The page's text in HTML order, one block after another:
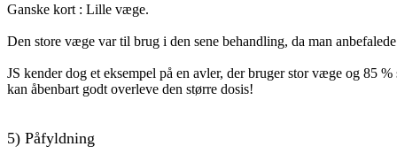
Ganske kort : Lille væge.
Den store væge var til brug i den sene behandling, da man
JS kender dog et eksempel på en avler, der bruger stor væge og 85 %
kan åbenbart godt overleve den større dosis!
5) Påfyldning